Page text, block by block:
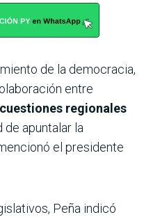
de la democracia,
entre
cuestiones regionales
apuntalar la
el presidente
Peña indicó